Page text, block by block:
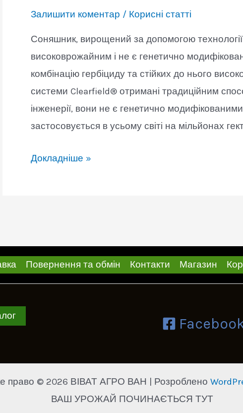
Залишити коментар / Корисні статті
Соняшник, вирощений за допомогою
високоврожайним і не є генетично
комбінацію гербіциду та стійких до нього
системи Clearfield® отримані традиційним
інженерії, вони не є генетично
застосовується в усьому світі на мільйонах
Соняшник
Clearfield®.
Докладніше »
Повернення та обмін Контакти Магазин
право © 2026 ВІВАТ АГРО ВАН | Розроблено
ВАШ УРОЖАЙ ПОЧИНАЄТЬСЯ ТУТ